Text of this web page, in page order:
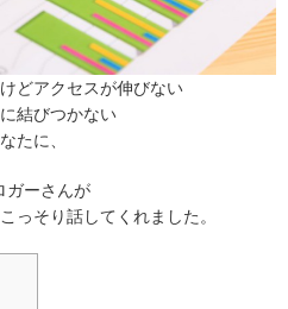
どアクセスが伸びない
結びつかない
たに、
ガーさんが
っそり話してくれました。